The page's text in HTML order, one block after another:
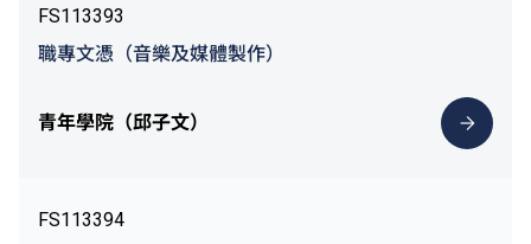
FS113393
職專文憑（音樂及媒體製作）
青年學院（邱子文）
FS113394